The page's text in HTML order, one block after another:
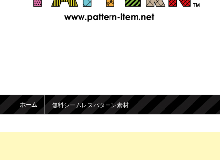
メインメニュー
メインコンテンツへ移動
サブコンテンツへ移動
ホーム 無料シームレスパターン素材